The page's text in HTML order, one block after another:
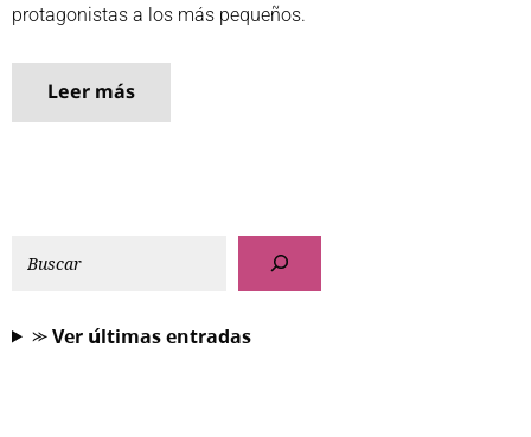
protagonistas a los más pequeños.
Leer más
⪼ 𝗩𝗲𝗿 𝘂́𝗹𝘁𝗶𝗺𝗮𝘀 𝗲𝗻𝘁𝗿𝗮𝗱𝗮𝘀